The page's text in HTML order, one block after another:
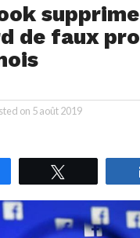
de faux
on 5 août 2019